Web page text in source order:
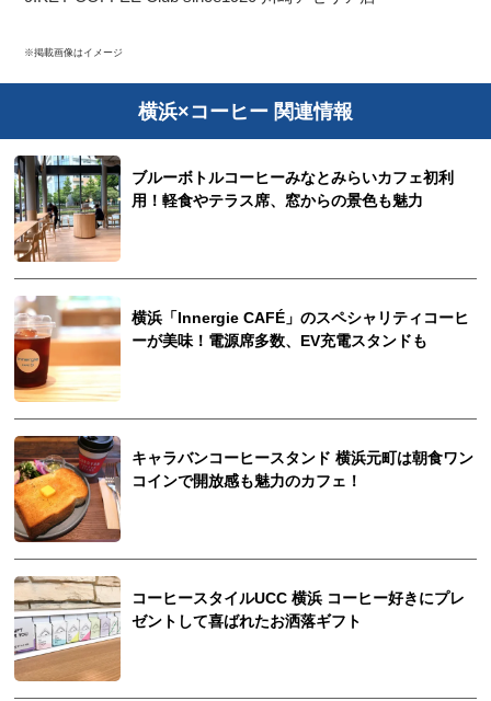
※掲載画像はイメージ
横浜×コーヒー 関連情報
ブルーボトルコーヒーみなとみらいカフェ初利
用！軽食やテラス席、窓からの景色も魅力
横浜「Innergie CAFÉ」のスペシャリティコーヒ
ーが美味！電源席多数、EV充電スタンドも
キャラバンコーヒースタンド 横浜元町は朝食ワン
コインで開放感も魅力のカフェ！
コーヒースタイルUCC 横浜 コーヒー好きにプレ
ゼントして喜ばれたお洒落ギフト